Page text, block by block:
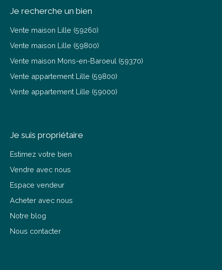
Je recherche un bien
Vente maison Lille (59260)
Vente maison Lille (59800)
Vente maison Mons-en-Baroeul (59370)
Vente appartement Lille (59800)
Vente appartement Lille (59000)
Je suis propriétaire
Estimez votre bien
Vendre avec nous
Espace vendeur
Acheter avec nous
Notre blog
Nous contacter